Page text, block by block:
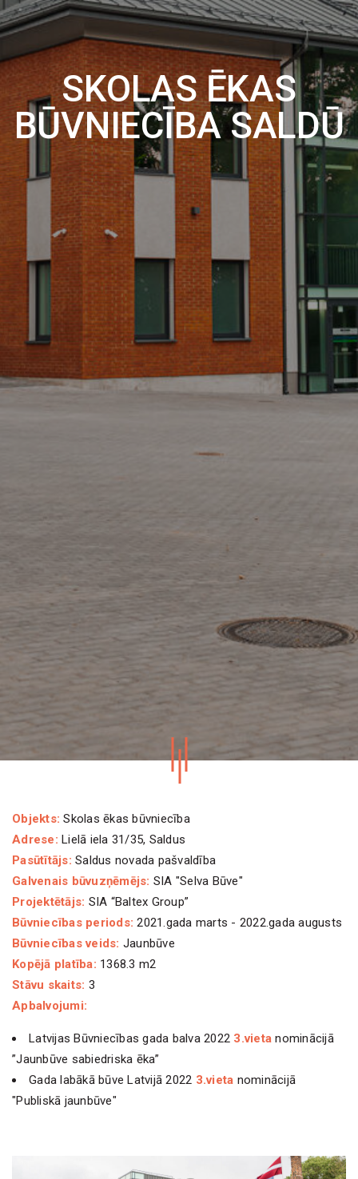
SKOLAS ĒKAS
BŪVNIECĪBA SALDŪ
Objekts: Skolas ēkas būvniecība
Adrese: Lielā iela 31/35, Saldus
Pasūtītājs: Saldus novada pašvaldība
Galvenais būvuzņēmējs: SIA "Selva Būve"
Projektētājs: SIA “Baltex Group”
Būvniecības periods: 2021.gada marts - 2022.gada augusts
Būvniecības veids: Jaunbūve
Kopējā platība: 1368.3 m2
Stāvu skaits: 3
Apbalvojumi:
Latvijas Būvniecības gada balva 2022 3.vieta nominācijā
”Jaunbūve sabiedriska ēka”
Gada labākā būve Latvijā 2022 3.vieta nominācijā
"Publiskā jaunbūve"